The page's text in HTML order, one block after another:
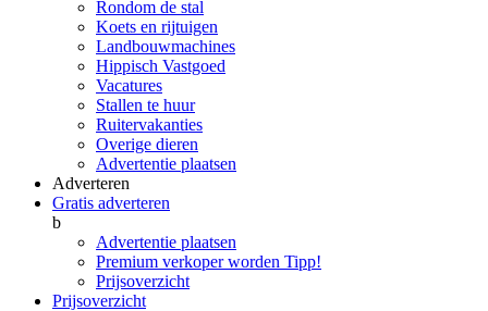
Rondom de stal
Koets en rijtuigen
Landbouwmachines
Hippisch Vastgoed
Vacatures
Stallen te huur
Ruitervakanties
Overige dieren
Advertentie plaatsen
Adverteren
Gratis adverteren
b
Advertentie plaatsen
Premium verkoper worden Tipp!
Prijsoverzicht
Prijsoverzicht